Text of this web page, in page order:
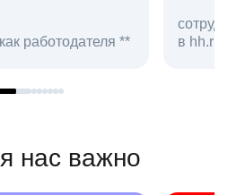
работодателя **
в hh.ru
нас важно